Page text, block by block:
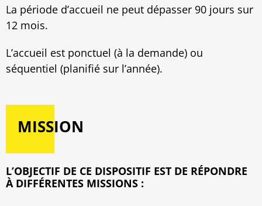
La période d’accueil ne peut dépasser 90 jours sur
12 mois.
L’accueil est ponctuel (à la demande) ou
séquentiel (planifié sur l’année).
MISSION
L’OBJECTIF DE CE DISPOSITIF EST DE RÉPONDRE
À DIFFÉRENTES MISSIONS :